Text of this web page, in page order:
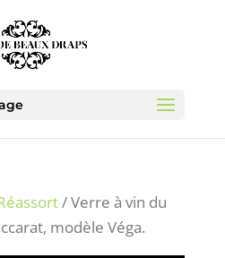
/ Verre à vin du
modèle Véga.